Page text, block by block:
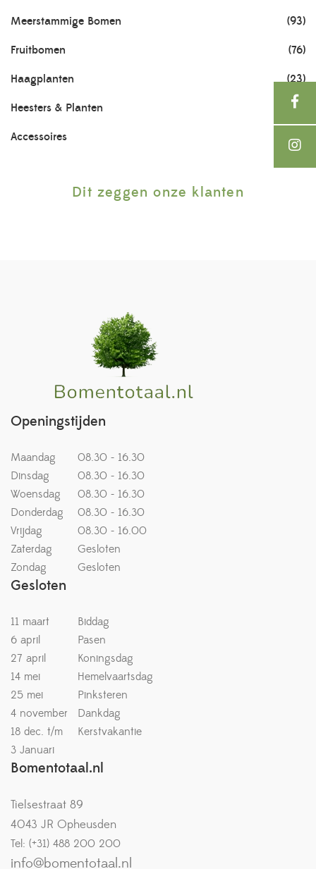
Meerstammige Bomen (93)
Fruitbomen (76)
Haagplanten (23)
Heesters & Planten (703)
Accessoires (21)
Dit zeggen onze klanten
Openingstijden
Maandag
08.30 - 16.30
Dinsdag
08.30 - 16.30
Woensdag
08.30 - 16.30
Donderdag
08.30 - 16.30
Vrijdag
08.30 - 16.00
Zaterdag
Gesloten
Zondag
Gesloten
Gesloten
11 maart
Biddag
6 april
Pasen
27 april
Koningsdag
14 mei
Hemelvaartsdag
25 mei
Pinksteren
4 november
Dankdag
18 dec. t/m
Kerstvakantie
3 Januari
Bomentotaal.nl
Tielsestraat 89
4043 JR Opheusden
Tel: (+31) 488 200 200
info@bomentotaal.nl